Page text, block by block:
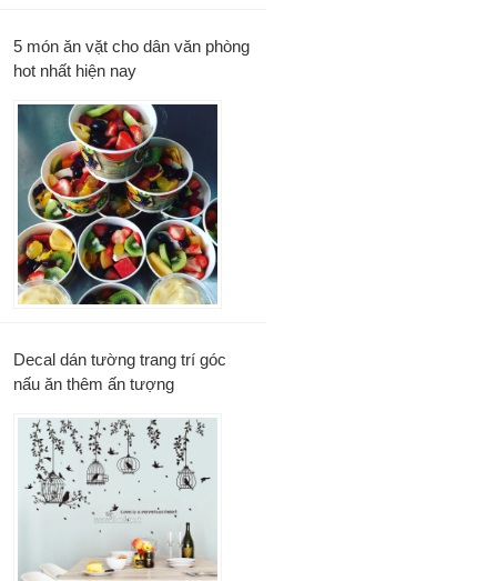
5 món ăn vặt cho dân văn phòng
hot nhất hiện nay
Decal dán tường trang trí góc
nấu ăn thêm ấn tượng